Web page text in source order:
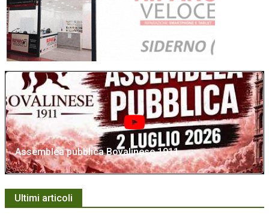
Assemblea pubblica Bovalinese 1911
Ultimi articoli